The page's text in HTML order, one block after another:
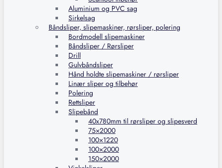
Aluminium og PVC sag
Sirkelsag
Båndsliper, slipemaskiner, rørsliper, polering
Bordmodell slipemaskiner
Båndsliper / Rørsliper
Drill
Gulvbåndsliper
Hånd holdte slipemaskiner / rørsliper
Linær sliper og tilbehør
Polering
Rettsliper
Slipebånd
40x780mm til rørsliper og slipesverd
75×2000
100×1220
100×2000
150×2000